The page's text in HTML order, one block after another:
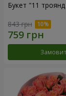
Букет "11 троянд
843 грн